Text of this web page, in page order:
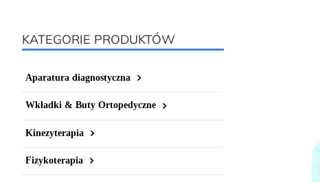
KATEGORIE PRODUKTÓW
Aparatura diagnostyczna
Wkładki & Buty Ortopedyczne
Kinezyterapia
Fizykoterapia